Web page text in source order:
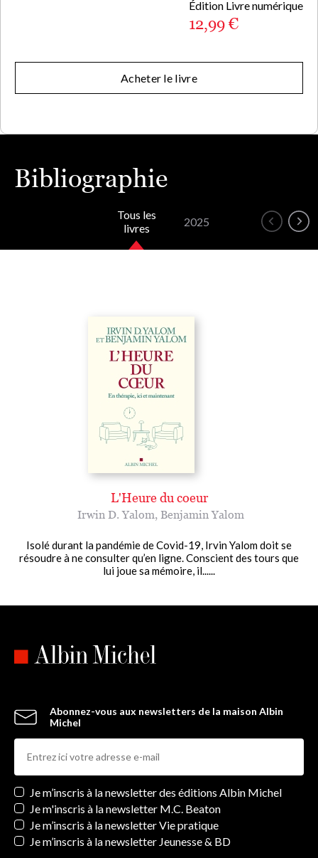
Édition Livre numérique
12,99 €
Acheter le livre
Bibliographie
Tous les
livres
2025
L'Heure du coeur
Irwin D. Yalom, Benjamin Yalom
Isolé durant la pandémie de Covid-19, Irvin Yalom doit se
résoudre à ne consulter qu’en ligne. Conscient des tours que
lui joue sa mémoire, il......
Abonnez-vous aux newsletters de la maison Albin
Michel
Newsletters
Je m’inscris à la newsletter des éditions Albin Michel
Je m'inscris à la newsletter M.C. Beaton
Je m’inscris à la newsletter Vie pratique
Je m’inscris à la newsletter Jeunesse & BD